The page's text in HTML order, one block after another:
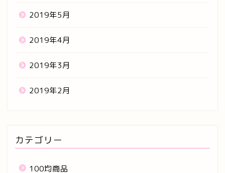
2019年5月
2019年4月
2019年3月
2019年2月
カテゴリー
100均商品